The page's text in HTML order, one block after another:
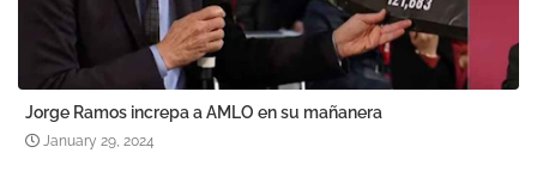
Jorge Ramos increpa a AMLO en su mañanera
January 29, 2024